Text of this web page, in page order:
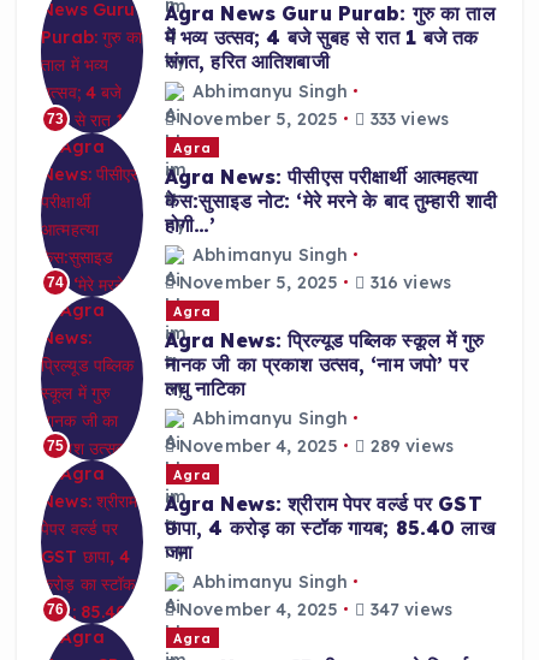
73
Agra News Guru Purab: गुरु का ताल
में भव्य उत्सव; 4 बजे सुबह से रात 1 बजे तक
संगत, हरित आतिशबाजी
Abhimanyu Singh
November 5, 2025
333 views
74
Agra
Agra News: पीसीएस परीक्षार्थी आत्महत्या
केस:सुसाइड नोट: ‘मेरे मरने के बाद तुम्हारी शादी
होगी…’
Abhimanyu Singh
November 5, 2025
316 views
75
Agra
Agra News: प्रिल्यूड पब्लिक स्कूल में गुरु
नानक जी का प्रकाश उत्सव, ‘नाम जपो’ पर
लघु नाटिका
Abhimanyu Singh
November 4, 2025
289 views
76
Agra
Agra News: श्रीराम पेपर वर्ल्ड पर GST
छापा, 4 करोड़ का स्टॉक गायब; 85.40 लाख
जमा
Abhimanyu Singh
November 4, 2025
347 views
Agra